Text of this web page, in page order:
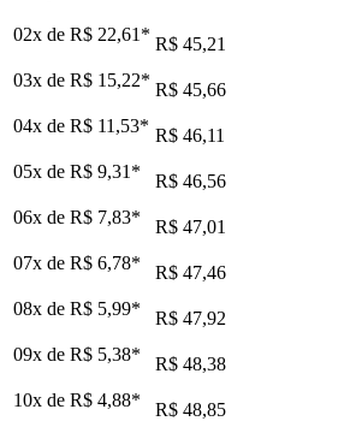
02x de R$ 22,61 * R$ 45,21
03x de R$ 15,22* R$ 45,66
04x de R$ 11,53* R$ 46,11
05x de R$ 9,31 *
R$ 46,56
06x de R$ 7,83*
R$ 47,01
07x de R$ 6,78*
R$ 47,46
08x de R$ 5,99*
R$ 47,92
09x de R$ 5,38*
R$ 48,38
10x de R$ 4,88*
R$ 48,85